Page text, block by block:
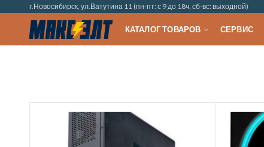
г.Новосибирск, ул.Ватутина 11 (пн-пт: с 9 до 18ч, сб-вс: выходной)
КАТАЛОГ ТОВАРОВ СЕРВИС